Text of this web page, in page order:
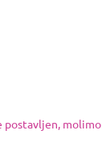
postavljen,